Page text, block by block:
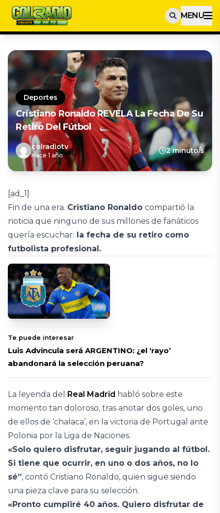
MENU
Deportes
Cristiano Ronaldo REVELA La Fecha De Su
Retiro Del Fútbol
colradiotv
Hace 1 año
2 minuto/s
[ad_1]
Fin de una era. Cristiano Ronaldo compartió la
noticia que ninguno de sus millones de fanáticos
quería escuchar: la fecha de su retiro como
futbolista profesional.
Te puede interesar
Luis Advíncula será ARGENTINO: ¿el ‘rayo’
abandonará la selección peruana?
La leyenda del Real Madrid habló sobre este
momento tan doloroso, tras anotar dos goles, uno
de ellos de ‘chalaca’, en la victoria de Portugal ante
Polonia por la Liga de Naciones.
«Solo quiero disfrutar, seguir jugando al fútbol.
Si tiene que ocurrir, en uno o dos años, no lo
sé”, contó Cristiano Ronaldo, quien sigue siendo
una pieza clave para su selección.
«Pronto cumpliré 40 años. Quiero disfrutar de